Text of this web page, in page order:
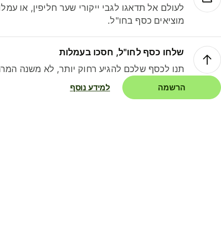
לעולם אל תדאגו לגבי ייקורי שער חליפין, או
מוציאים כסף בחו"ל.
שלחו כסף לחו"ל, חסכו בעמלות
תנו לכסף שלכם להגיע רחוק יותר, לא משנה
הרשמה למידע נוסף